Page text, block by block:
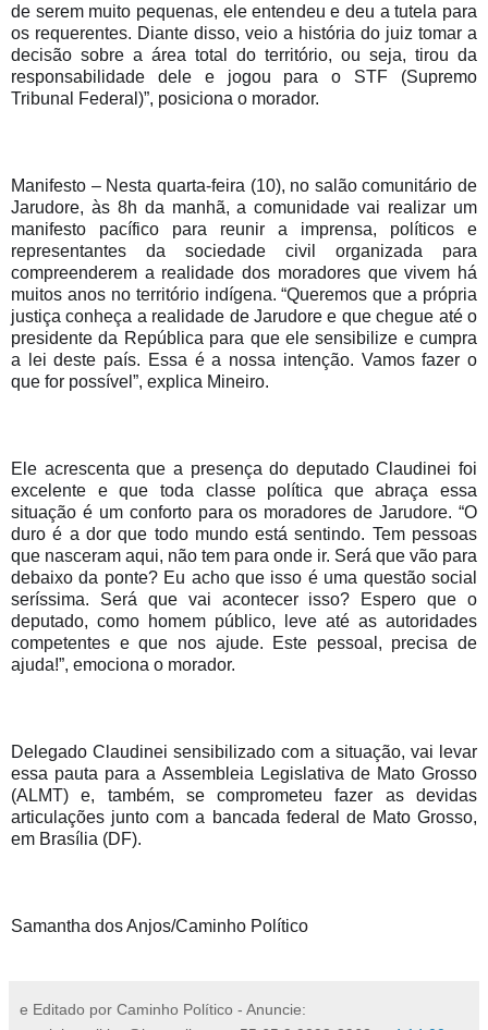
de serem muito pequenas, ele entendeu e deu a tutela para
os requerentes. Diante disso, veio a história do juiz tomar a
decisão sobre a área total do território, ou seja, tirou da
responsabilidade dele e jogou para o STF (Supremo
Tribunal Federal)”, posiciona o morador.
Manifesto – Nesta quarta-feira (10), no salão comunitário de
Jarudore, às 8h da manhã, a comunidade vai realizar um
manifesto pacífico para reunir a imprensa, políticos e
representantes da sociedade civil organizada para
compreenderem a realidade dos moradores que vivem há
muitos anos no território indígena. “Queremos que a própria
justiça conheça a realidade de Jarudore e que chegue até o
presidente da República para que ele sensibilize e cumpra
a lei deste país. Essa é a nossa intenção. Vamos fazer o
que for possível”, explica Mineiro.
Ele acrescenta que a presença do deputado Claudinei foi
excelente e que toda classe política que abraça essa
situação é um conforto para os moradores de Jarudore. “O
duro é a dor que todo mundo está sentindo. Tem pessoas
que nasceram aqui, não tem para onde ir. Será que vão para
debaixo da ponte? Eu acho que isso é uma questão social
seríssima. Será que vai acontecer isso? Espero que o
deputado, como homem público, leve até as autoridades
competentes e que nos ajude. Este pessoal, precisa de
ajuda!”, emociona o morador.
Delegado Claudinei sensibilizado com a situação, vai levar
essa pauta para a Assembleia Legislativa de Mato Grosso
(ALMT) e, também, se comprometeu fazer as devidas
articulações junto com a bancada federal de Mato Grosso,
em Brasília (DF).
Samantha dos Anjos/Caminho Político
e Editado por Caminho Político - Anuncie: